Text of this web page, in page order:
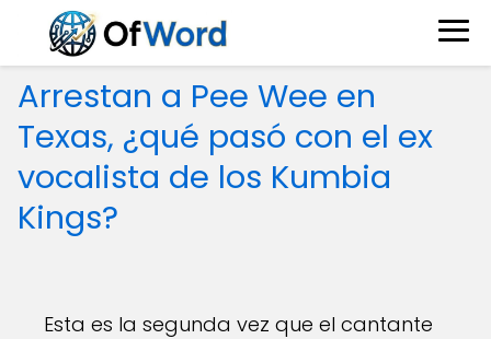
Arrestan a Pee Wee en
Texas, ¿qué pasó con el ex
vocalista de los Kumbia
Kings?
Esta es la segunda vez que el cantante